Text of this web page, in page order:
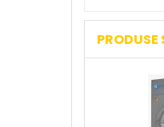
PRODUSE